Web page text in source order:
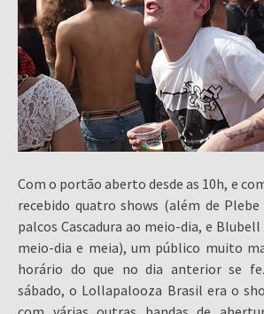
Com o portão aberto desde as 10h, e
recebido quatro shows (além de Plebe
palcos Cascadura ao meio-dia, e
meio-dia e meia), um público muito
horário do que no dia anterior se
sábado, o Lollapalooza Brasil era o